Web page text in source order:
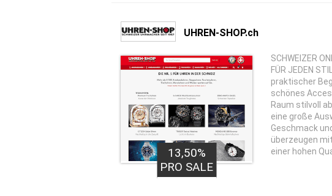
UHREN-SHOP.ch
13,50%
PRO SALE
SCHWEIZER
FÜR JEDEN
praktischer
schönes
Raum stilvoll
eine große
Geschmack
überzeugen
einer hohen